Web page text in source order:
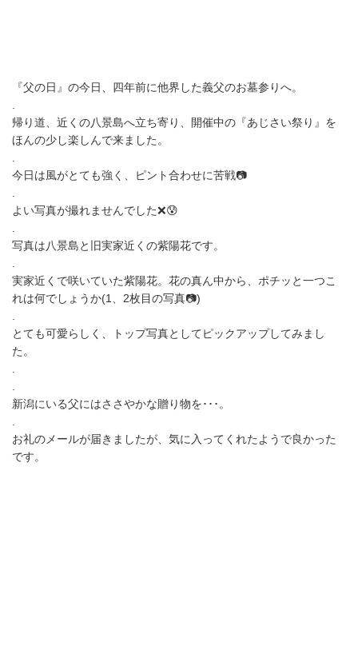
『父の日』の今日、四年前に他界した義父のお墓参りへ。
帰り道、近くの八景島へ立ち寄り、開催中の『あじさい祭り』を
ほんの少し楽しんで来ました。
今日は風がとても強く、ピント合わせに苦戦📷
よい写真が撮れませんでした❌😰
写真は八景島と旧実家近くの紫陽花です。
実家近くで咲いていた紫陽花。花の真ん中から、ポチッと一つこ
れは何でしょうか(1、2枚目の写真📷)
とても可愛らしく、トップ写真としてピックアップしてみまし
た。
新潟にいる父にはささやかな贈り物を･･･。
お礼のメールが届きましたが、気に入ってくれたようで良かった
です。